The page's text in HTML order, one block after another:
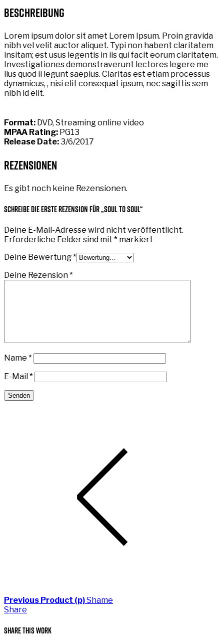
Beschreibung
Lorem ipsum dolor sit amet Lorem Ipsum. Proin gravida
nibh vel velit auctor aliquet. Typi non habent claritatem
insitam; est usus legentis in iis qui facit eorum claritatem.
Investigationes demonstraverunt lectores legere me
lius quod ii legunt saepius. Claritas est etiam processus
dynamicus, , nisi elit consequat ipsum, nec sagittis sem
nibh id elit.
Format: DVD, Streaming online video
MPAA Rating: PG13
Release Date:3/6/2017
Rezensionen
Es gibt noch keine Rezensionen.
Schreibe die erste Rezension für „Soul To Soul“
Deine E-Mail-Adresse wird nicht veröffentlicht.
Erforderliche Felder sind mit * markiert
Deine Bewertung*
Deine Rezension*
Name *
E-Mail*
Previous Product (p)Shame
Share
Share This Work